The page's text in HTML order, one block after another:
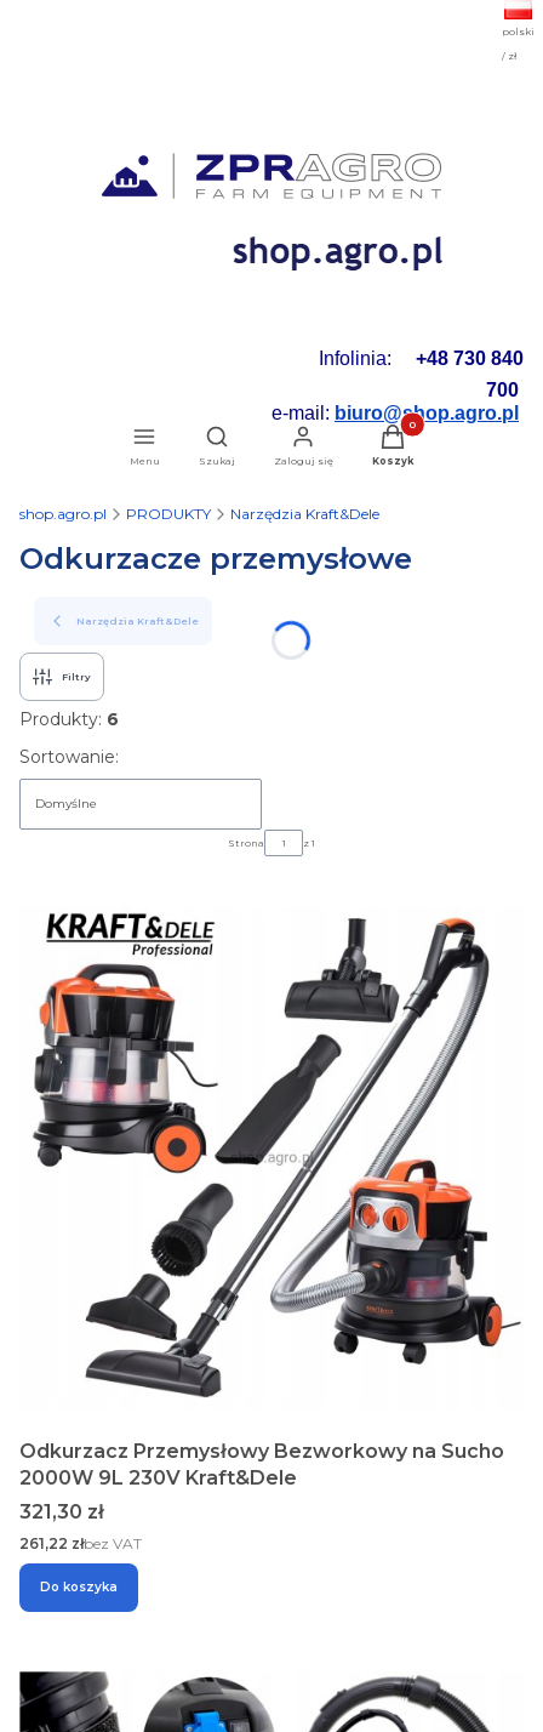
polski
/ zł
Infolinia: +48 730 840
700
e-mail: biuro@shop.agro.pl
Menu
Otwórz wyszukiwarkę
Szukaj Zaloguj się
Produkty w koszyku: 0.
Koszyk
shop.agro.pl PRODUKTY Narzędzia Kraft&Dele
Odkurzacze przemysłowe
Narzędzia Kraft&Dele
Filtry
Produkty: 6
Lista produktów
Sortowanie:
Domyślne
Strona z 1
Odkurzacz Przemysłowy Bezworkowy na Sucho
2000W 9L 230V Kraft&Dele
Cena
321,30 zł
Cena
261,22 złbez VAT
Do koszyka